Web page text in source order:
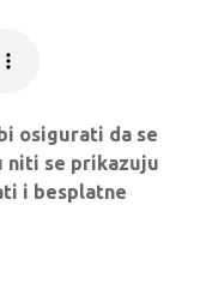
osigurati da se
niti se prikazuju
i besplatne